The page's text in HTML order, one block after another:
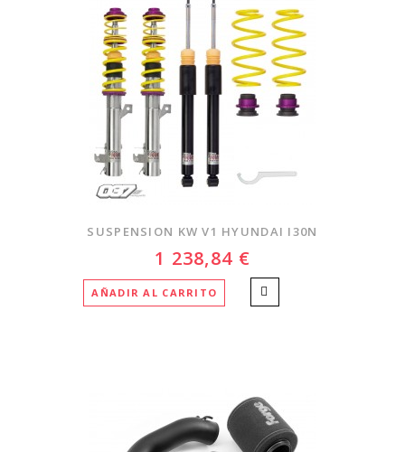
SUSPENSION KW V1 HYUNDAI I30N
1 238,84 €
AÑADIR AL CARRITO